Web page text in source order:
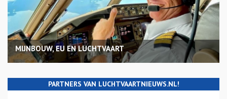
MIJNBOUW, EU EN LUCHTVAART
PARTNERS VAN LUCHTVAARTNIEUWS.NL!